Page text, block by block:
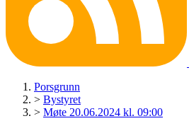
Porsgrunn
> Bystyret
> Møte 20.06.2024 kl. 09:00